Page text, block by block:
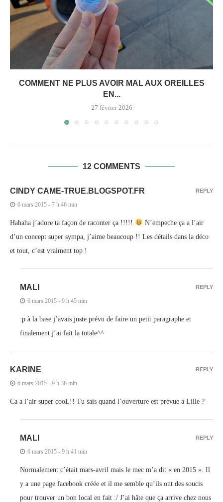
COMMENT NE PLUS AVOIR MAL AUX OREILLES
EN...
27 février 2026
12 COMMENTS
CINDY CAME-TRUE.BLOGSPOT.FR
6 mars 2015 - 7 h 46 min
Hahaha j’adore ta façon de raconter ça !!!!!
N’empeche ça a l’air
d’un concept super sympa, j’aime beaucoup !! Les détails dans la déco
et tout, c’est vraiment top !
REPLY
MALI
6 mars 2015 - 9 h 45 min
:p à la base j’avais juste prévu de faire un petit paragraphe et
finalement j’ai fait la totale^^
REPLY
KARINE
6 mars 2015 - 9 h 38 min
Ca a l’air super cooL!! Tu sais quand l’ouverture est prévue à Lille ?
REPLY
MALI
6 mars 2015 - 9 h 41 min
Normalement c’était mars-avril mais le mec m’a dit « en 2015 ». Il
y a une page facebook créée et il me semble qu’ils ont des soucis
pour trouver un bon local en fait :/ J’ai hâte que ça arrive chez nous
REPLY